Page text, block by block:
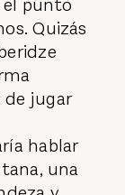
Quizás
jugar
hablar
una